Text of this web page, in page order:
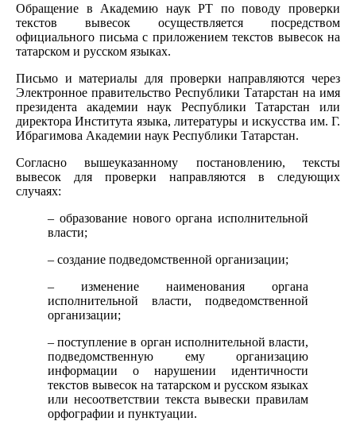
Обращение в Академию наук РТ по поводу проверки
текстов вывесок осуществляется посредством
официального письма с приложением текстов вывесок на
татарском и русском языках.
Письмо и материалы для проверки направляются через
Электронное правительство Республики Татарстан на имя
президента академии наук Республики Татарстан или
директора Института языка, литературы и искусства им. Г.
Ибрагимова Академии наук Республики Татарстан.
Согласно вышеуказанному постановлению, тексты
вывесок для проверки направляются в следующих
случаях:
– образование нового органа исполнительной
власти;
– создание подведомственной организации;
– изменение наименования органа
исполнительной власти, подведомственной
организации;
– поступление в орган исполнительной власти,
подведомственную ему организацию
информации о нарушении идентичности
текстов вывесок на татарском и русском языках
или несоответствии текста вывески правилам
орфографии и пунктуации.